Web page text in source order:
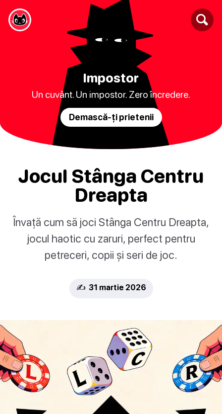
Impostor
Un cuvânt. Un impostor. Zero încredere.
Demască-ți prietenii
Jocul Stânga Centru
Dreapta
Învață cum să joci Stânga Centru Dreapta,
jocul haotic cu zaruri, perfect pentru
petreceri, copii și seri de joc.
✍️ 31 martie 2026